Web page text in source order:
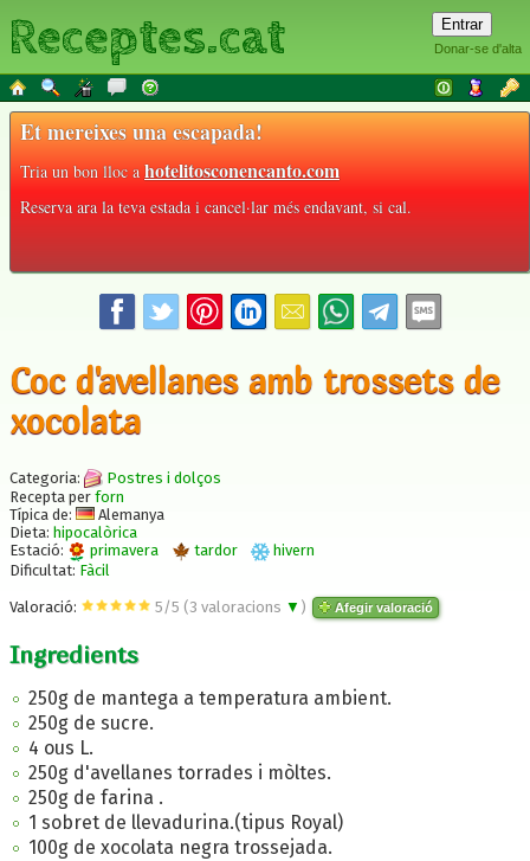
Donar-se d'alta
Receptes.cat
Et mereixes una escapada!
Tria un bon lloc ahotelitosconencanto.com
Reserva ara la teva estada i cancel·lar més endavant, si cal.
Coc d'avellanes amb trossets de
xocolata
Categoria:
Postres i dolços
Recepta per forn
Típica de:
Alemanya
Dieta: hipocalòrica
Estació:
primavera tardor
hivern
Dificultat: Fàcil
Valoració: 5 /5 (3 valoracions ▼ ) Afegir valoració
Ingredients
250g de mantega a temperatura ambient.
250g de sucre.
4 ous L.
250g d'avellanes torrades i mòltes.
250g de farina .
1 sobret de llevadurina.(tipus Royal)
100g de xocolata negra trossejada.